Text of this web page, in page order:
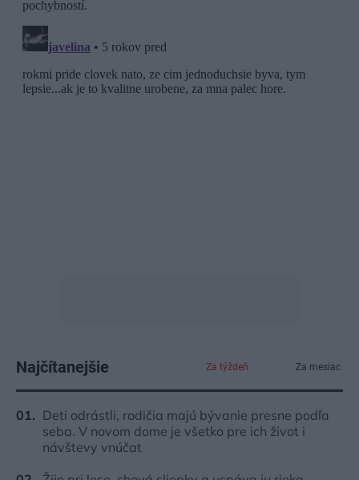
Najčítanejšie Za týždeň Za mesiac
Deti odrástli, rodičia majú bývanie presne podľa
seba. V novom dome je všetko pre ich život i
návštevy vnúčat